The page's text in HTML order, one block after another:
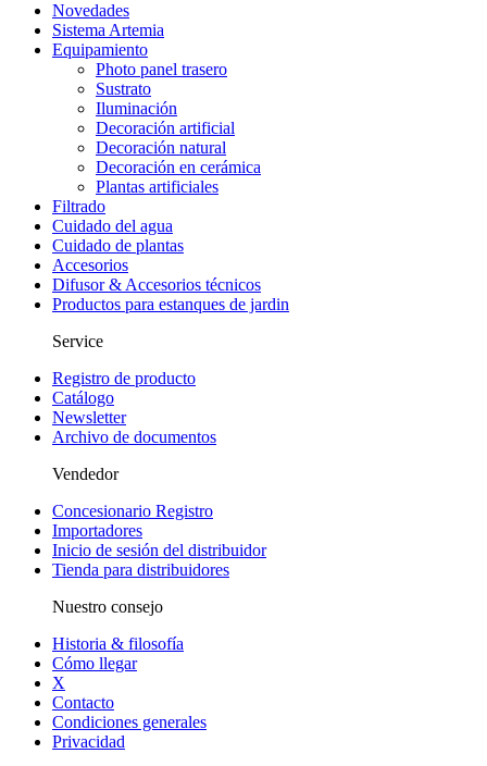
Novedades
Sistema Artemia
Equipamiento
Photo panel trasero
Sustrato
Iluminación
Decoración artificial
Decoración natural
Decoración en cerámica
Plantas artificiales
Filtrado
Cuidado del agua
Cuidado de plantas
Accesorios
Difusor & Accesorios técnicos
Productos para estanques de jardin
Service
Registro de producto
Catálogo
Newsletter
Archivo de documentos
Vendedor
Concesionario Registro
Importadores
Inicio de sesión del distribuidor
Tienda para distribuidores
Nuestro consejo
Historia & filosofía
Cómo llegar
X
Contacto
Condiciones generales
Privacidad